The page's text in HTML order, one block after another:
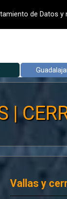
de Datos y
menú ▼
|
Vallas y